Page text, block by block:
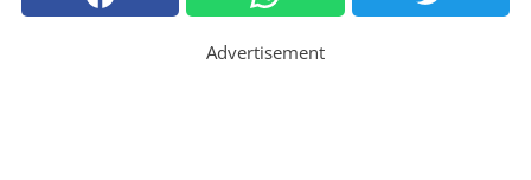
Advertisement